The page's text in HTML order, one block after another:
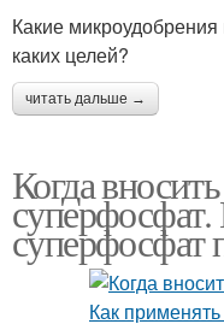
Какие
каких целей?
читать дальше →
Когда
суперфосфат